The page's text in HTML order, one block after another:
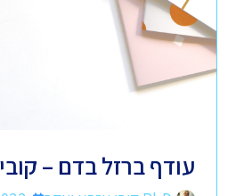
עודף ברזל בדם –